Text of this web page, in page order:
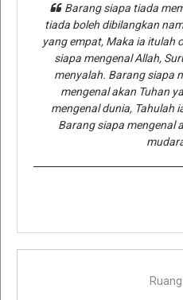
Barang siapa tiada
tiada boleh dibilangkan
yang empat, Maka ia itulah
siapa mengenal Allah,
menyalah. Barang siapa
mengenal akan Tuhan
mengenal dunia, Tahulah
Barang siapa mengenal